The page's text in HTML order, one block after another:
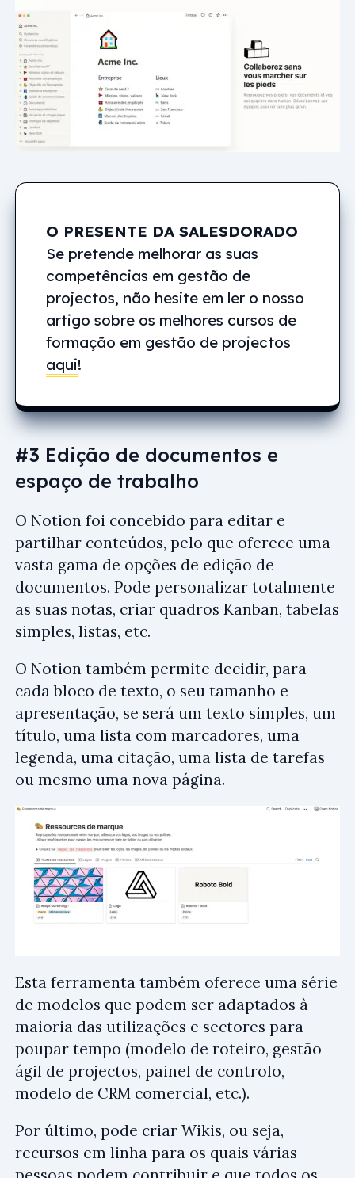
O PRESENTE DA SALESDORADO
Se pretende melhorar as suas
competências em gestão de
projectos, não hesite em ler o nosso
artigo sobre os melhores cursos de
formação em gestão de projectos
aqui!
#3 Edição de documentos e
espaço de trabalho
O Notion foi concebido para editar e
partilhar conteúdos, pelo que oferece uma
vasta gama de opções de edição de
documentos. Pode personalizar totalmente
as suas notas, criar quadros Kanban, tabelas
simples, listas, etc.
O Notion também permite decidir, para
cada bloco de texto, o seu tamanho e
apresentação, se será um texto simples, um
título, uma lista com marcadores, uma
legenda, uma citação, uma lista de tarefas
ou mesmo uma nova página.
Esta ferramenta também oferece uma série
de modelos que podem ser adaptados à
maioria das utilizações e sectores para
poupar tempo (modelo de roteiro, gestão
ágil de projectos, painel de controlo,
modelo de CRM comercial, etc.).
Por último, pode criar Wikis, ou seja,
recursos em linha para os quais várias